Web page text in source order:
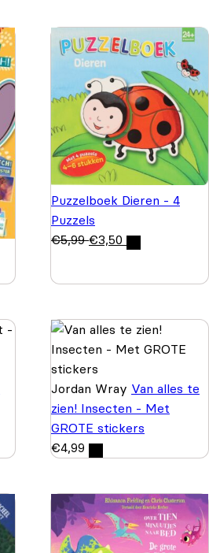
Puzzelboek Dieren - 4
Puzzels
€5,99 €3,50
Jordan Wray Van alles te
zien! Insecten - Met
GROTE stickers
€4,99